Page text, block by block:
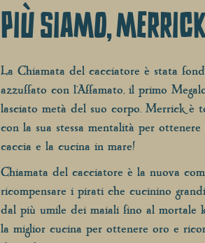
PIÙ SIAMO,
La Chiamata del cacciatore è stata
azzuffato con l'Affamato, il primo
lasciato metà del suo corpo. Merrick è
con la sua stessa mentalità per
caccia e la cucina in mare!
Chiamata del cacciatore è la nuova
ricompensare i pirati che cucinino
dal più umile dei maiali fino al mortale
la miglior cucina per ottenere oro e